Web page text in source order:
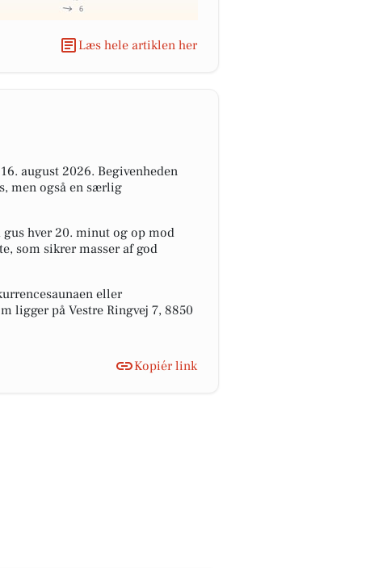
Læs hele artiklen her
august 2026. Begivenheden
men også en særlig
hver 20. minut og op mod
som sikrer masser af god
eller
ligger på Vestre Ringvej 7, 8850
Kopiér link